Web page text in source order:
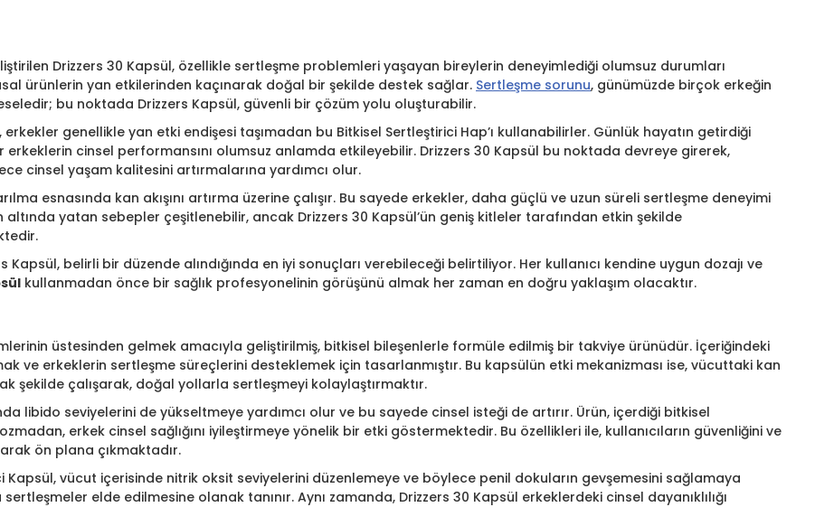
Drizzers 30 Kapsül, özellikle sertleşme problemleri yaşayan bireylerin deneyimlediği olumsuz durumları
ürünlerin yan etkilerinden kaçınarak doğal bir şekilde destek sağlar. Sertleşme sorunu, günümüzde birçok erkeğin
bu noktada Drizzers Kapsül, güvenli bir çözüm yolu oluşturabilir.
genellikle yan etki endişesi taşımadan bu Bitkisel Sertleştirici Hap’ı kullanabilirler. Günlük hayatın getirdiği
cinsel performansını olumsuz anlamda etkileyebilir. Drizzers 30 Kapsül bu noktada devreye girerek,
cinsel yaşam kalitesini artırmalarına yardımcı olur.
esnasında kan akışını artırma üzerine çalışır. Bu sayede erkekler, daha güçlü ve uzun süreli sertleşme deneyimi
yatan sebepler çeşitlenebilir, ancak Drizzers 30 Kapsül’ün geniş kitleler tarafından etkin şekilde
belirli bir düzende alındığında en iyi sonuçları verebileceği belirtiliyor. Her kullanıcı kendine uygun dozajı ve
kullanmadan önce bir sağlık profesyonelinin görüşünü almak her zaman en doğru yaklaşım olacaktır.
üstesinden gelmek amacıyla geliştirilmiş, bitkisel bileşenlerle formüle edilmiş bir takviye ürünüdür. İçeriğindeki
ve erkeklerin sertleşme süreçlerini desteklemek için tasarlanmıştır. Bu kapsülün etki mekanizması ise, vücuttaki kan
şekilde çalışarak, doğal yollarla sertleşmeyi kolaylaştırmaktır.
libido seviyelerini de yükseltmeye yardımcı olur ve bu sayede cinsel isteği de artırır. Ürün, içerdiği bitkisel
erkek cinsel sağlığını iyileştirmeye yönelik bir etki göstermektedir. Bu özellikleri ile, kullanıcıların güvenliğini ve
ön plana çıkmaktadır.
Kapsül, vücut içerisinde nitrik oksit seviyelerini düzenlemeye ve böylece penil dokuların gevşemesini sağlamaya
elde edilmesine olanak tanınır. Aynı zamanda, Drizzers 30 Kapsül erkeklerdeki cinsel dayanıklılığı